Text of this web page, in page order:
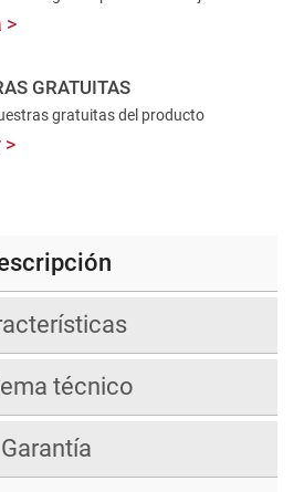
GRATUITAS
gratuitas del producto
técnico
Garantía